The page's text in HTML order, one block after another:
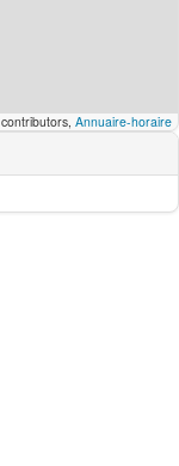
contributors, Annuaire-horaire